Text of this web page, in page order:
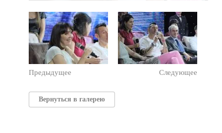
Предыдущее Следующее
Вернуться в галерею